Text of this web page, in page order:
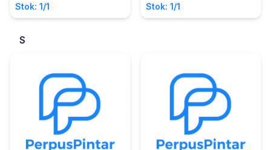
Stok: 1/1 Stok: 1/1
S